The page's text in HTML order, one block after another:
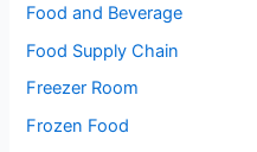
Food and Beverage
Food Supply Chain
Freezer Room
Frozen Food